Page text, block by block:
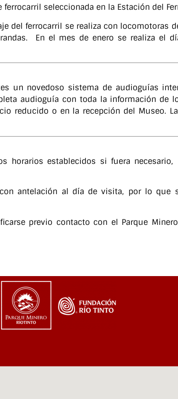
seleccionada en la Estación del
del ferrocarril se realiza con locomotoras
En el mes de enero se realiza el
un novedoso sistema de audioguías
audioguía con toda la información de
reducido o en la recepción del Museo.
horarios establecidos si fuera
antelación al día de visita, por lo que
previo contacto con el Parque